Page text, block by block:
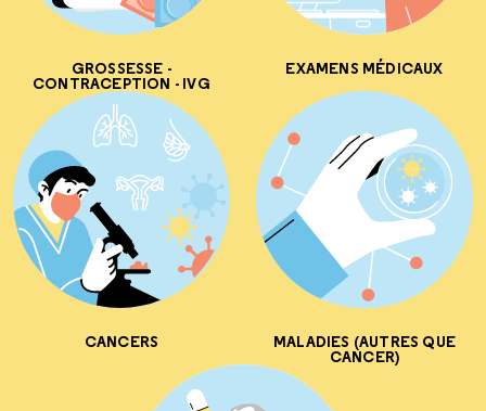
GROSSESSE -
CONTRACEPTION - IVG
EXAMENS MÉDICAUX
CANCERS MALADIES (AUTRES QUE
CANCER)